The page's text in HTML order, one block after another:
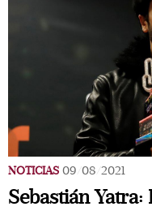
NOTICIAS 09/08/2021
Sebastián